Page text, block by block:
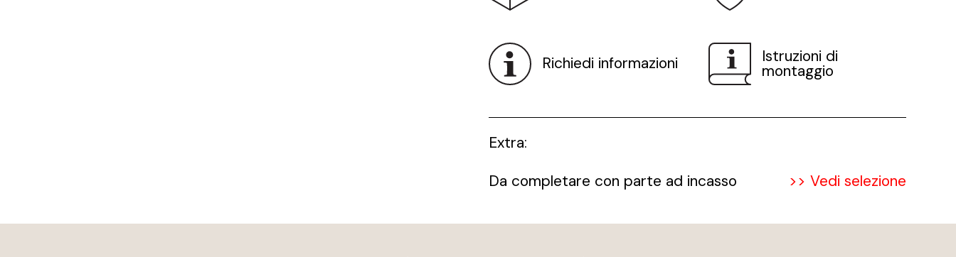
Richiedi informazioni Istruzioni di
montaggio
Extra:
Da completare con parte ad incasso
>> Vedi selezione